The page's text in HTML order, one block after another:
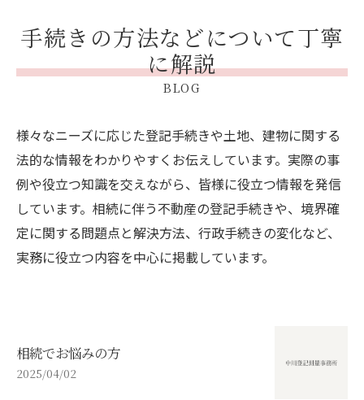
手続きの方法などについて丁寧
に解説
BLOG
様々なニーズに応じた登記手続きや土地、建物に関する
法的な情報をわかりやすくお伝えしています。実際の事
例や役立つ知識を交えながら、皆様に役立つ情報を発信
しています。相続に伴う不動産の登記手続きや、境界確
定に関する問題点と解決方法、行政手続きの変化など、
実務に役立つ内容を中心に掲載しています。
相続でお悩みの方
2025/04/02